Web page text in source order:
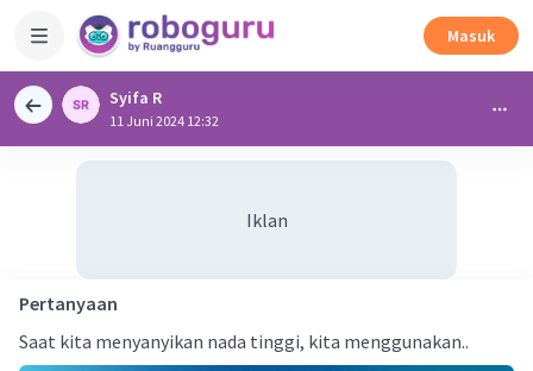
Masuk
Syifa R
11 Juni 2024 12:32
Iklan
Pertanyaan
Saat kita menyanyikan nada tinggi, kita menggunakan..